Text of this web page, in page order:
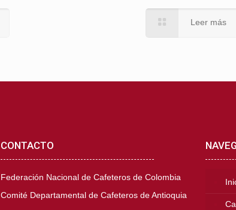
Leer más
CONTACTO
Federación Nacional de Cafeteros de Colombia
Comité Departamental de Cafeteros de Antioquia